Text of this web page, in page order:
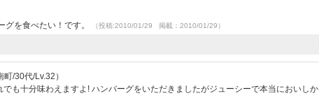
グを食べたい！です。
（投稿:2010/01/29 掲載：2010/01/29）
/30代/Lv.32）
も十分味わえますよ! ハンバーグをいただきましたがジューシーで本当においしか